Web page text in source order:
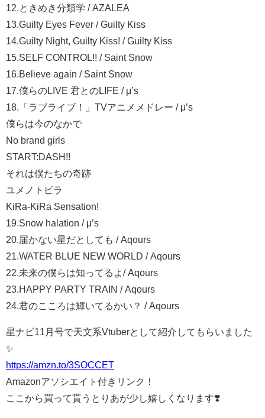
12.ときめき分類学 / AZALEA
13.Guilty Eyes Fever / Guilty Kiss
14.Guilty Night, Guilty Kiss! / Guilty Kiss
15.SELF CONTROL!! / Saint Snow
16.Believe again / Saint Snow
17.僕らのLIVE 君とのLIFE / μ’s
18.「ラブライブ！」TVアニメメドレー / μ’s
僕らは今のなかで
No brand girls
START:DASH!!
それは僕たちの奇跡
ユメノトビラ
KiRa-KiRa Sensation!
19.Snow halation / μ’s
20.届かない星だとしても / Aqours
21.WATER BLUE NEW WORLD / Aqours
22.未来の僕らは知ってるよ/ Aqours
23.HAPPY PARTY TRAIN / Aqours
24.君のこころは輝いてるかい？ / Aqours
星ナビ11月号で天文系Vtuberとして紹介してもらいました
✨
https://amzn.to/3SOCCET
Amazonアソシエイト付きリンク！
ここから買って貰うとりあが少し嬉しくなります❣️